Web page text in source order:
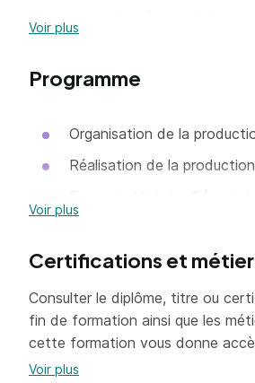
l'entreprise;
en mettant en œuvre les
il respecte les procédures
sécurité en vigueur; sa
l'environnement ;
l'entreprise.
Voir plus
Programme
Organisation de la
Réalisation de la
enseignement moral et
Mathématiques sciences
chimiques;
Éducation physique et
Langue vivante.
Voir plus
Certifications et
Consulter le diplôme, titre ou
fin de formation ainsi que les
cette formation vous donne
Voir plus